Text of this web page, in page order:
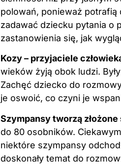
polowań, ponieważ potrafią
zadawać dziecku pytania o
zastanowienia się, jak
Kozy – przyjaciele
wieków żyją obok ludzi.
Zachęć dziecko do
je oswoić, co czyni je
Szympansy tworzą złożone
do 80 osobników.
niektóre szympansy
doskonały temat do